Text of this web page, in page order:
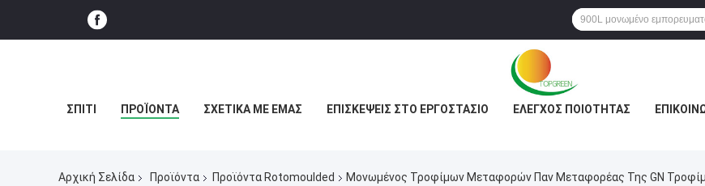
ΣΠΊΤΙ ΠΡΟΪΌΝΤΑ ΣΧΕΤΙΚΆ ΜΕ ΕΜΆΣ ΕΠΙΣΚΈΨΕΙΣ ΣΤΟ ΕΡΓΟΣΤΆΣΙΟ ΈΛΕΓΧΟΣ ΠΟΙΌΤΗΤΑΣ
Αρχική Σελίδα Προϊόντα Προϊόντα Rotomoulded Μονωμένος Τροφίμων Μεταφορών Παν Μεταφορέας Της GN